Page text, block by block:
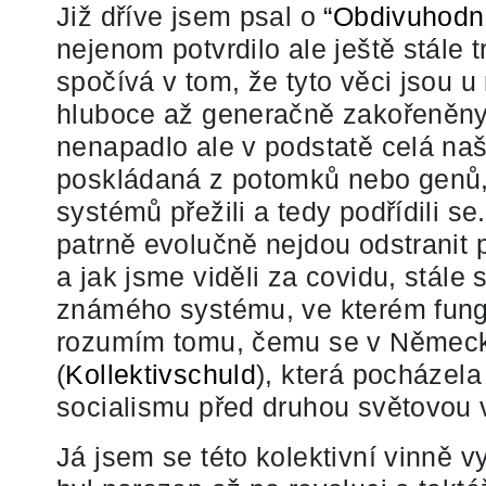
Již dříve jsem psal o
nejenom potvrdilo ale ještě stále
spočívá v tom, že tyto věci jsou
hluboce až generačně
nenapadlo ale v podstatě celá
poskládaná z potomků nebo
systémů přežili a tedy podřídili
patrně evolučně nejdou odstranit
a jak jsme viděli za covidu, stále
známého systému, ve kterém
rozumím tomu, čemu se v
(Kollektivschuld), která
socialismu před druhou světovou
Já jsem se této kolektivní vinně